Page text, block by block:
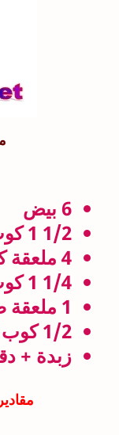
6 بيض
1/2 1 كوب سكر
4 ملعقة كبيرة زبدة لينة
1/4 1 كوب دقيق
1 ملعقة صغيرة بيكنج بودر
1/2 كوب كاكاو بودرة
زبدة +